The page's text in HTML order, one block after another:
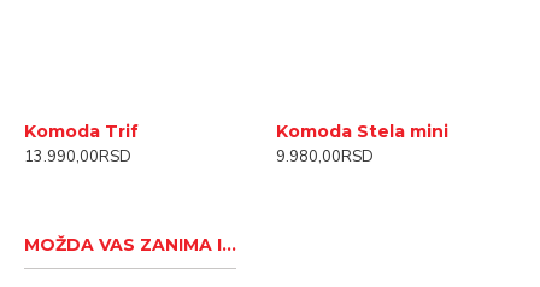
Komoda Trif
13.990,00RSD
Komoda Stela mini
9.980,00RSD
MOŽDA VAS ZANIMA I...